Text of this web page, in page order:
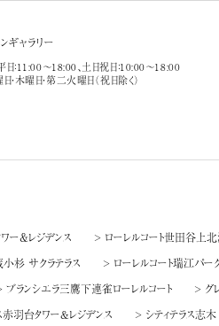
ギャラリー
日：11:00～18:00、土日祝日：10:00～18:00
・木曜日・第二火曜日（祝日除く）
ー＆レジデンス
> ローレルコート世田谷上
杉 サクラテラス
> ローレルコート瑞江パー
ブランシエラ三鷹下連雀ローレルコート
> グ
赤羽台タワー&レジデンス > シティテラス志木